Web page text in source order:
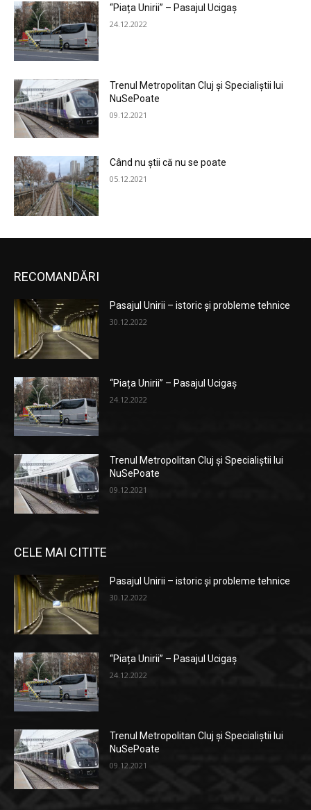
“Piața Unirii” – Pasajul Ucigaș
24.12.2022
Trenul Metropolitan Cluj și Specialiștii lui
NuSePoate
09.12.2021
Când nu știi că nu se poate
05.12.2021
RECOMANDĂRI
Pasajul Unirii – istoric și probleme tehnice
30.12.2022
“Piața Unirii” – Pasajul Ucigaș
24.12.2022
Trenul Metropolitan Cluj și Specialiștii lui
NuSePoate
09.12.2021
CELE MAI CITITE
Pasajul Unirii – istoric și probleme tehnice
30.12.2022
“Piața Unirii” – Pasajul Ucigaș
24.12.2022
Trenul Metropolitan Cluj și Specialiștii lui
NuSePoate
09.12.2021